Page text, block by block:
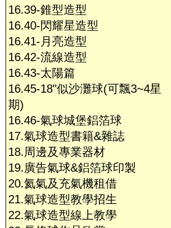
16.39-錐型造型
16.40-閃耀星造型
16.41-月亮造型
16.42-流線造型
16.43-太陽篇
16.45-18"似沙灘球(可飄3~4星
期)
16.46-氣球城堡鋁箔球
17.氣球造型書籍&雜誌
18.周邊及專業器材
19.廣告氣球&鋁箔球印製
20.氦氣及充氣機租借
21.氣球造型教學招生
22.氣球造型線上教學